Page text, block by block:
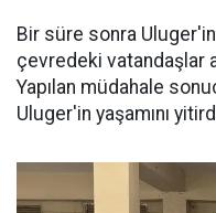
Bir süre sonra
çevredeki vatandaşlar
Yapılan müdahale
Uluger'in yaşamını